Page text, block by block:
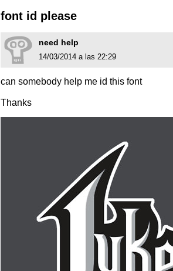
font id please
need help
14/03/2014 a las 22:29
can somebody help me id this font
Thanks